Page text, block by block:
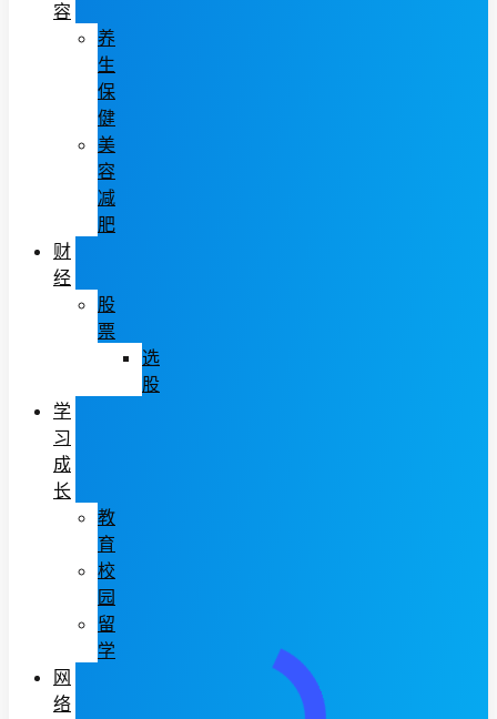
容
养
生
保
健
美
容
减
肥
财
经
股
票
选
股
学
习
成
长
教
育
校
园
留
学
网
络